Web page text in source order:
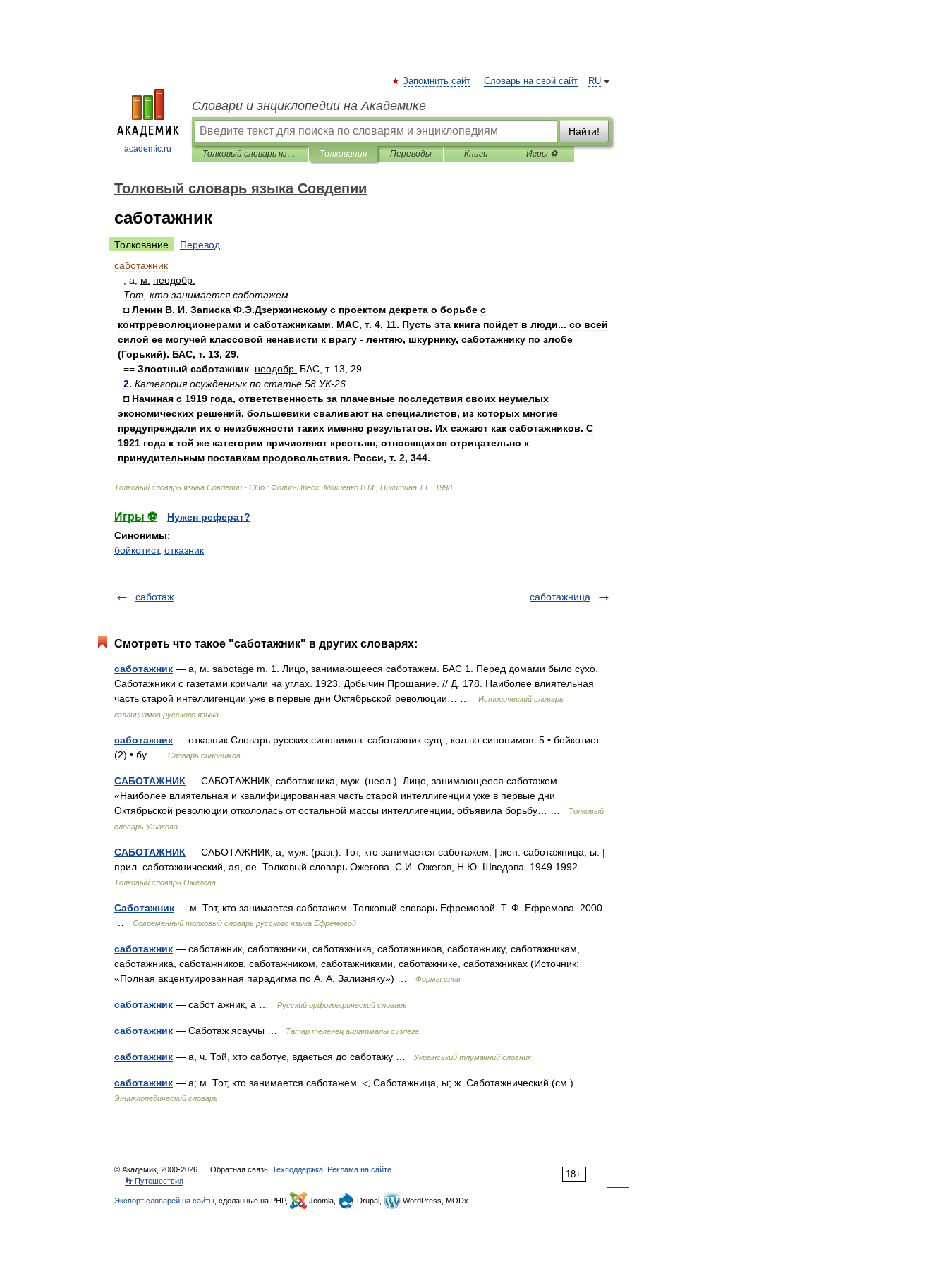
academic.ru
RU
Запомнить сайт Словарь на свой сайт
Словари и энциклопедии на Академике
Найти!
Толковый словарь языка Совдепии Толкования Переводы Книги Игры ⚽
Толковый словарь языка Совдепии
саботажник
Толкование
Перевод
саботажник
а м неодобр
Тот кто занимается саботажем
◘ Ленин В. И. Записка Ф.Э.Дзержинскому с проектом декрета о борьбе с
контрреволюционерами и саботажниками. МАС, т. 4, 11. Пусть эта книга пойдет в люди... со всей
силой ее могучей классовой ненависти к врагу - лентяю, шкурнику, саботажнику по злобе
(Горький). БАС, т. 13, 29.
== Злостный саботажник неодобр БАС т. 13 29
2. Категория осужденных по статье 58 УК-26
◘ Начиная с 1919 года, ответственность за плачевные последствия своих неумелых
экономических решений, большевики сваливают на специалистов, из которых многие
предупреждали их о неизбежности таких именно результатов. Их сажают как саботажников. С
1921 года к той же категории причисляют крестьян, относящихся отрицательно к
принудительным поставкам продовольствия. Росси, т. 2, 344.
Толковый словарь языка Совдепии .- СПб. : Фолио-Пресс Мокиенко В М Никитина Т.Г. 1998
Игры ⚽
Нужен реферат?
Синонимы:
бойкотист, отказник
саботаж саботажница
Смотреть что такое "саботажник" в других словарях:
саботажник — а, м. sabotage m. 1. Лицо, занимающееся саботажем. БАС 1. Перед домами было сухо.
Саботажники с газетами кричали на углах. 1923. Добычин Прощание. // Д. 178. Наиболее влиятельная
часть старой интеллигенции уже в первые дни Октябрьской революции… …
Исторический словарь
галлицизмов русского языка
саботажник — отказник Словарь русских синонимов. саботажник сущ., кол во синонимов: 5 • бойкотист
(2) • бу …
Словарь синонимов
САБОТАЖНИК — САБОТАЖНИК, саботажника, муж. (неол.). Лицо, занимающееся саботажем.
«Наиболее влиятельная и квалифицированная часть старой интеллигенции уже в первые дни
Октябрьской революции откололась от остальной массы интеллигенции, объявила борьбу… …
Толковый
словарь Ушакова
САБОТАЖНИК — САБОТАЖНИК, а, муж. (разг.). Тот, кто занимается саботажем. | жен. саботажница, ы. |
прил. саботажнический, ая, ое. Толковый словарь Ожегова. С.И. Ожегов, Н.Ю. Шведова. 1949 1992 …
Толковый словарь Ожегова
Саботажник — м. Тот, кто занимается саботажем. Толковый словарь Ефремовой. Т. Ф. Ефремова. 2000
Современный толковый словарь русского языка Ефремовой
саботажник — саботажник, саботажники, саботажника, саботажников, саботажнику, саботажникам,
саботажника, саботажников, саботажником, саботажниками, саботажнике, саботажниках (Источник:
«Полная акцентуированная парадигма по А. А. Зализняку») …
Формы слов
саботажник — сабот ажник, а … Русский орфографический словарь
саботажник — Саботаж ясаучы … Татар теленең аңлатмалы сүзлеге
саботажник — а, ч. Той, хто саботує, вдається до саботажу … Український тлумачний словник
саботажник — а; м. Тот, кто занимается саботажем. ◁ Саботажница, ы; ж. Саботажнический (см.) …
Энциклопедический словарь
18+
© Академик, 2000-2026 Обратная связь: Техподдержка Реклама на сайте
👣 Путешествия
Экспорт словарей на сайты , сделанные на PHP, Joomla, Drupal, WordPress, MODx.